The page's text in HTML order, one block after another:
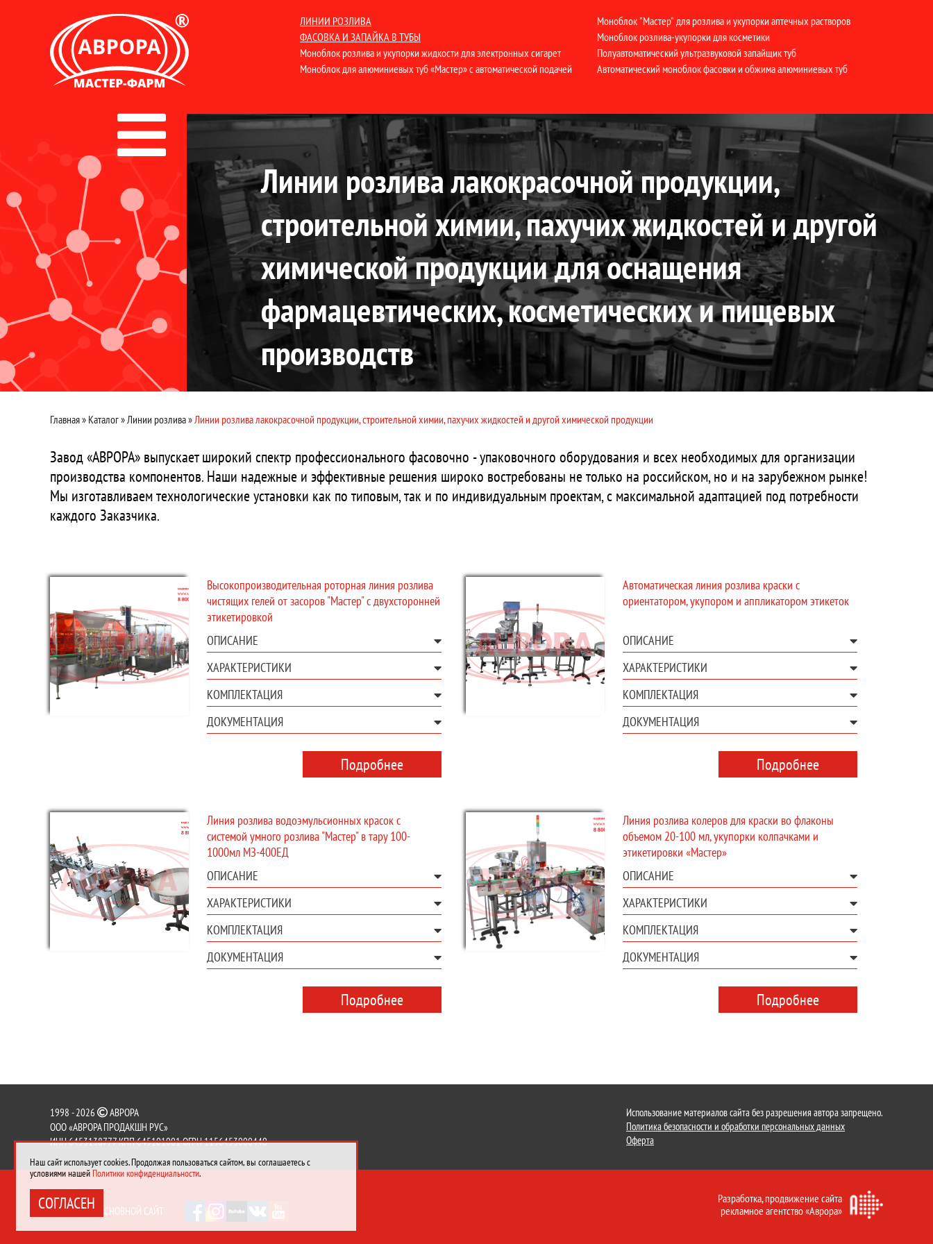
ЛИНИИ РОЗЛИВА
ФАСОВКА И ЗАПАЙКА В ТУБЫ
Моноблок розлива и укупорки жидкости для электронных сигарет
Моноблок для алюминиевых туб «Мастер» с автоматической подачей
Моноблок "Мастер" для розлива и укупорки аптечных растворов
Моноблок розлива-укупорки для косметики
Полуавтоматический ультразвуковой запайщик туб
Автоматический моноблок фасовки и обжима алюминиевых туб
Линии розлива лакокрасочной продукции,
строительной химии, пахучих жидкостей и другой
химической продукции для оснащения
фармацевтических, косметических и пищевых
производств
Главная» Каталог»Линии розлива»Линии розлива лакокрасочной продукции, строительной химии, пахучих жидкостей и другой химической продукции
Завод «АВРОРА» выпускает широкий спектр профессионального фасовочно - упаковочного оборудования и всех необходимых для организации
производства компонентов. Наши надежные и эффективные решения широко востребованы не только на российском, но и на зарубежном рынке!
Мы изготавливаем технологические установки как по типовым, так и по индивидуальным проектам, с максимальной адаптацией под потребности
каждого Заказчика.
Высокопроизводительная роторная линия розлива
чистящих гелей от засоров "Мастер" с двухсторонней
этикетировкой
ОПИСАНИЕ
ХАРАКТЕРИСТИКИ
КОМПЛЕКТАЦИЯ
ДОКУМЕНТАЦИЯ
Подробнее
Автоматическая линия розлива краски с
ориентатором, укупором и аппликатором этикеток
ОПИСАНИЕ
ХАРАКТЕРИСТИКИ
КОМПЛЕКТАЦИЯ
ДОКУМЕНТАЦИЯ
Подробнее
Линия розлива водоэмульсионных красок с
системой умного розлива "Мастер" в тару 100-
1000мл МЗ-400ЕД
ОПИСАНИЕ
ХАРАКТЕРИСТИКИ
КОМПЛЕКТАЦИЯ
ДОКУМЕНТАЦИЯ
Подробнее
Линия розлива колеров для краски во флаконы
объемом 20-100 мл, укупорки колпачками и
этикетировки «Мастер»
ОПИСАНИЕ
ХАРАКТЕРИСТИКИ
КОМПЛЕКТАЦИЯ
ДОКУМЕНТАЦИЯ
Подробнее
1998 - 2026
АВРОРА
ООО «АВРОРА ПРОДАКШН РУС»
ИНН 6453138777 КПП 645101001 ОГРН 1156453000440
Использование материалов сайта без разрешения автора запрещено.
Политика безопасности и обработки персональных данных
Оферта
ПЕРЕЙТИ НА ОСНОВНОЙ САЙТ
Разработка, продвижение сайта
рекламное агентство «Аврора»
Наш сайт использует cookies. Продолжая пользоваться сайтом, вы соглашаетесь с
условиями нашейПолитики конфиденциальности.
СОГЛАСЕН